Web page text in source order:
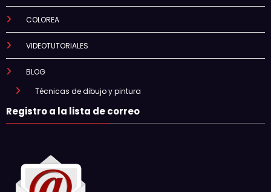
COLOREA
VIDEOTUTORIALES
BLOG
Técnicas de dibujo y pintura
Registro a la lista de correo